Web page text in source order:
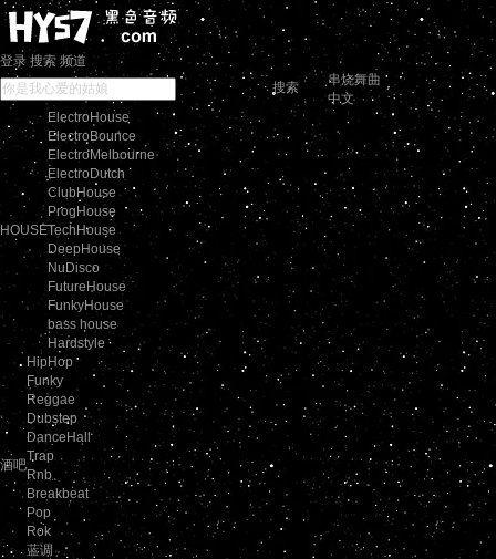
登录 搜索 频道
搜索
串烧舞曲
中文
HOUSE
ElectroHouse
ElectroBounce
ElectroMelbourne
ElectroDutch
ClubHouse
ProgHouse
TechHouse
DeepHouse
NuDisco
FutureHouse
FunkyHouse
bass house
Hardstyle
酒吧
HipHop
Funky
Reggae
Dubstep
DanceHall
Trap
Rnb
Breakbeat
Pop
Rok
蓝调